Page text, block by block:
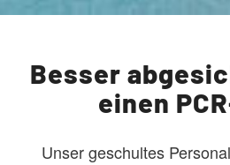
Besser
einen
Unser geschultes